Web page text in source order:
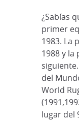
¿Sabías
primer
1983. La
1988 y
del
World
lugar del